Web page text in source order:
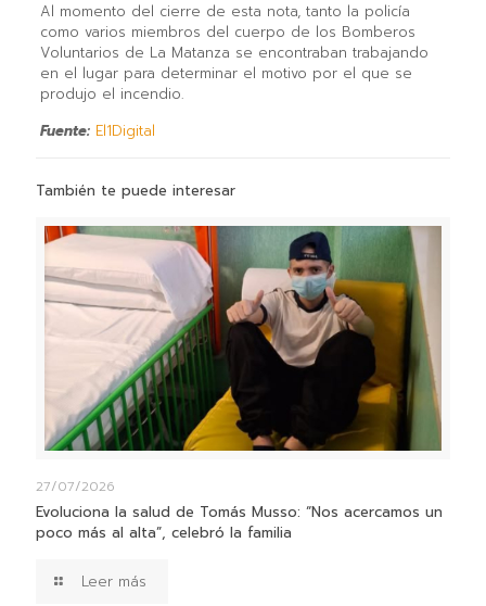
Al momento del cierre de esta nota, tanto la policía
como varios miembros del cuerpo de los Bomberos
Voluntarios de La Matanza se encontraban trabajando
en el lugar para determinar el motivo por el que se
produjo el incendio.
Fuente: El1Digital
También te puede interesar
27/07/2026
Evoluciona la salud de Tomás Musso: “Nos acercamos un
poco más al alta”, celebró la familia
Leer más